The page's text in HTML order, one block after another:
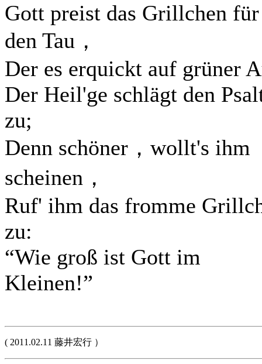
Gott preist das Grillchen für
den Tau，
Der es erquickt auf grüner
Der Heil'ge schlägt den
zu;
Denn schöner，wollt's ihm
scheinen，
Ruf' ihm das fromme
zu:
“Wie groß ist Gott im
Kleinen!”
( 2011.02.11 藤井宏行 ）